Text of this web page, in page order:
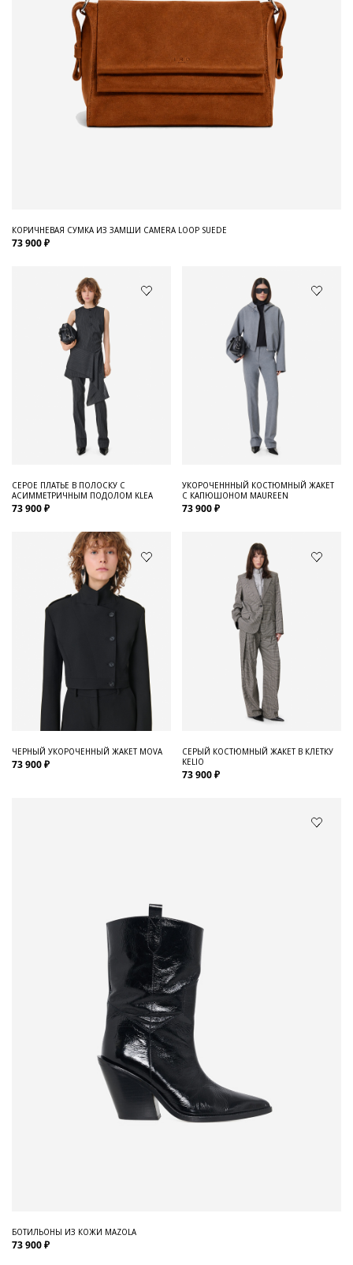
КОРИЧНЕВАЯ СУМКА ИЗ ЗАМШИ CAMERA LOOP SUEDE
73 900 ₽
СЕРОЕ ПЛАТЬЕ В ПОЛОСКУ С
АСИММЕТРИЧНЫМ ПОДОЛОМ KLEA
73 900 ₽
УКОРОЧЕНННЫЙ КОСТЮМНЫЙ ЖАКЕТ
С КАПЮШОНОМ MAUREEN
73 900 ₽
ЧЕРНЫЙ УКОРОЧЕННЫЙ ЖАКЕТ MOVA
73 900 ₽
СЕРЫЙ КОСТЮМНЫЙ ЖАКЕТ В КЛЕТКУ
KELIO
73 900 ₽
БОТИЛЬОНЫ ИЗ КОЖИ MAZOLA
73 900 ₽